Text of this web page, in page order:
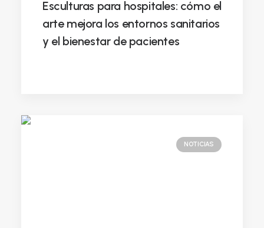
Esculturas para hospitales: cómo el
arte mejora los entornos sanitarios
y el bienestar de pacientes
NOTICIAS